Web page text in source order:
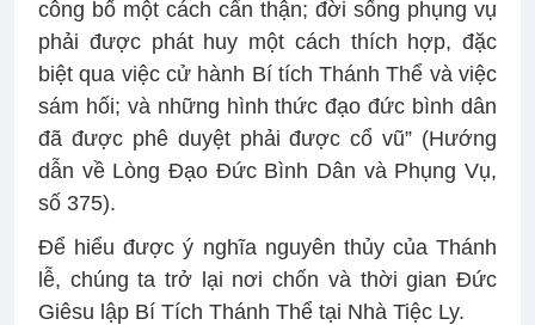
công bố một cách cẩn thận; đời sống phụng vụ
phải được phát huy một cách thích hợp, đặc
biệt qua việc cử hành Bí tích Thánh Thể và việc
sám hối; và những hình thức đạo đức bình dân
đã được phê duyệt phải được cổ vũ” (Hướng
dẫn về Lòng Đạo Đức Bình Dân và Phụng Vụ,
số 375).
Để hiểu được ý nghĩa nguyên thủy của Thánh
lễ, chúng ta trở lại nơi chốn và thời gian Đức
Giêsu lập Bí Tích Thánh Thể tại Nhà Tiệc Ly.